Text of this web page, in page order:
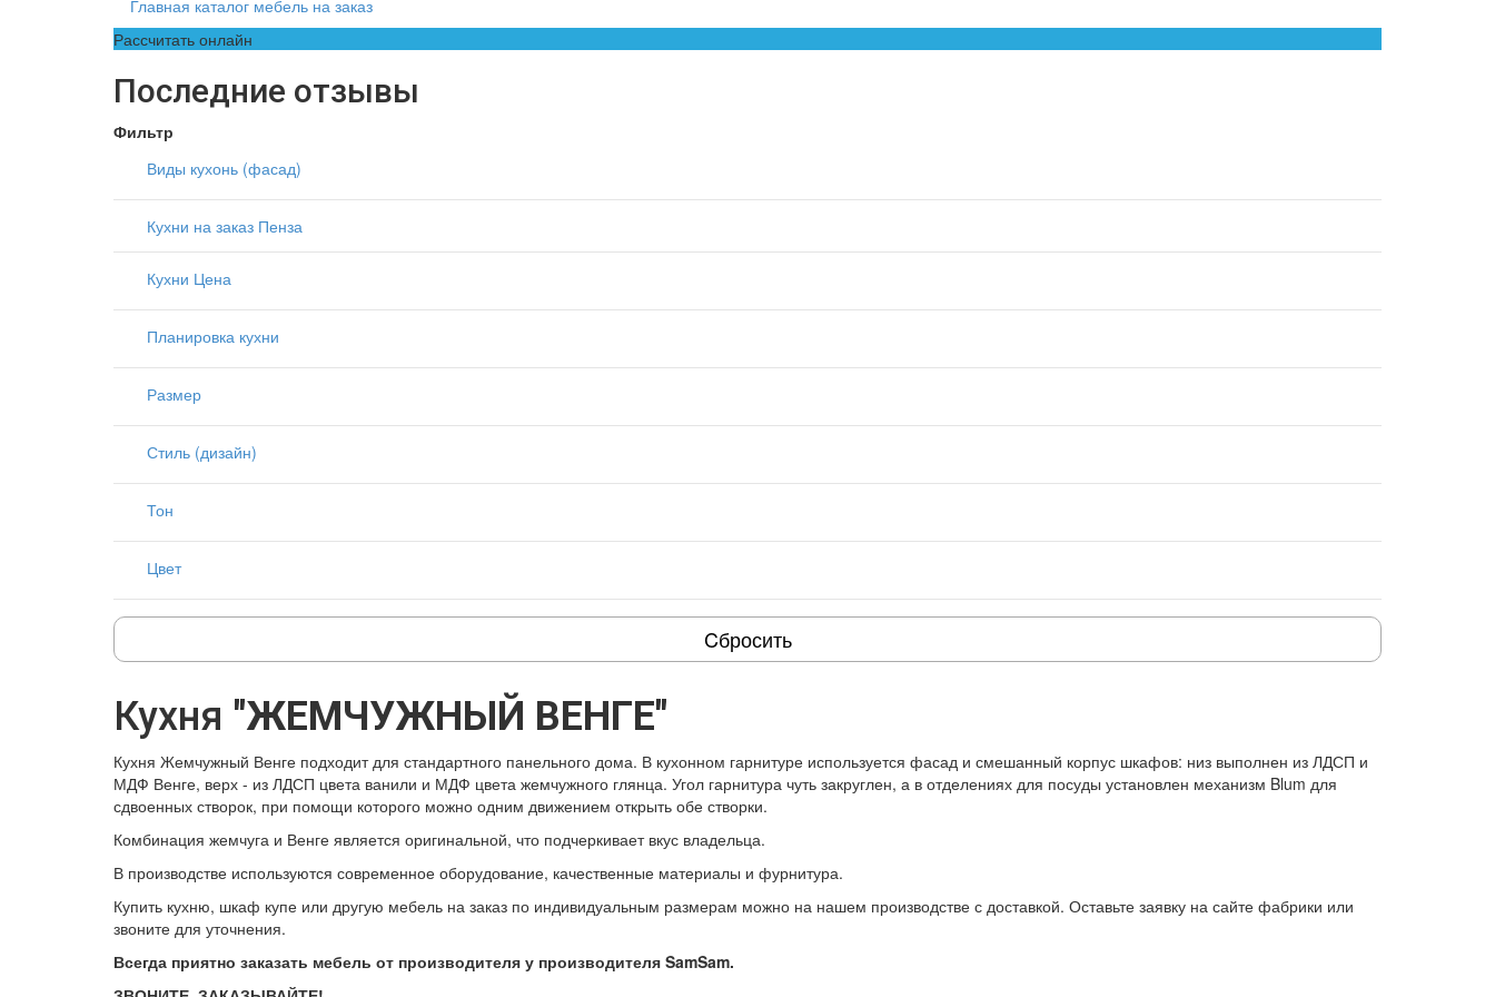
Главная каталог мебель на заказ
Рассчитать онлайн
Последние отзывы
Фильтр
Виды кухонь (фасад)
Кухни на заказ Пенза
Кухни Цена
Планировка кухни
Размер
Стиль (дизайн)
Тон
Цвет
Cбросить
Кухня "ЖЕМЧУЖНЫЙ ВЕНГЕ"
Кухня Жемчужный Венге подходит для стандартного панельного дома. В кухонном гарнитуре используется фасад и смешанный корпус шкафов: низ выполнен из ЛДСП и
МДФ Венге, верх - из ЛДСП цвета ванили и МДФ цвета жемчужного глянца. Угол гарнитура чуть закруглен, а в отделениях для посуды установлен механизм Blum для
сдвоенных створок, при помощи которого можно одним движением открыть обе створки.
Комбинация жемчуга и Венге является оригинальной, что подчеркивает вкус владельца.
В производстве используются современное оборудование, качественные материалы и фурнитура.
Купить кухню, шкаф купе или другую мебель на заказ по индивидуальным размерам можно на нашем производстве с доставкой. Оставьте заявку на сайте фабрики или
звоните для уточнения.
Всегда приятно заказать мебель от производителя у производителя SamSam.